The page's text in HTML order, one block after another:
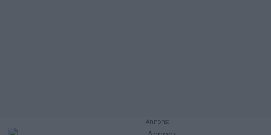
Annons: